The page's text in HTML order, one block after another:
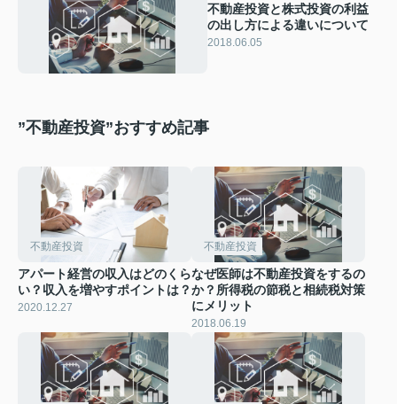
不動産投資と株式投資の利益
の出し方による違いについて
2018.06.05
”不動産投資”おすすめ記事
不動産投資
アパート経営の収入はどのくら
い？収入を増やすポイントは？
2020.12.27
不動産投資
なぜ医師は不動産投資をするの
か？所得税の節税と相続税対策
にメリット
2018.06.19